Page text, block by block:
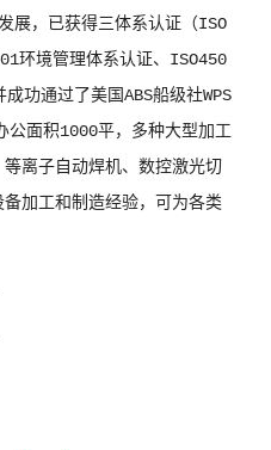
展，已获得三体系认证（ISO
环境管理体系认证、ISO450
功通过了美国ABS船级社WPS
公面积1000平，多种大型加工
离子自动焊机、数控激光切
加工和制造经验，可为各类